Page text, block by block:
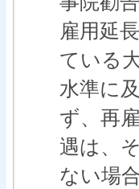
雇用延
ている
水準に
ず、再
遇は、
ない場